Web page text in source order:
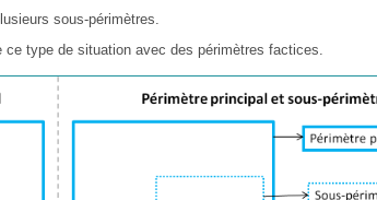
sous-périmètres.
ce type de situation avec des périmètres factices.